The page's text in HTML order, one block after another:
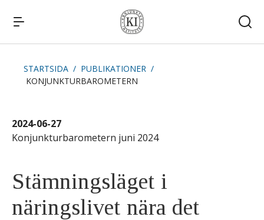
Snabblänkar
Remissvar
STARTSIDA
PUBLIKATIONER
KONJUNKTURBAROMETERN
2024-06-27
Konjunkturbarometern juni 2024
Stämningsläget i
näringslivet nära det